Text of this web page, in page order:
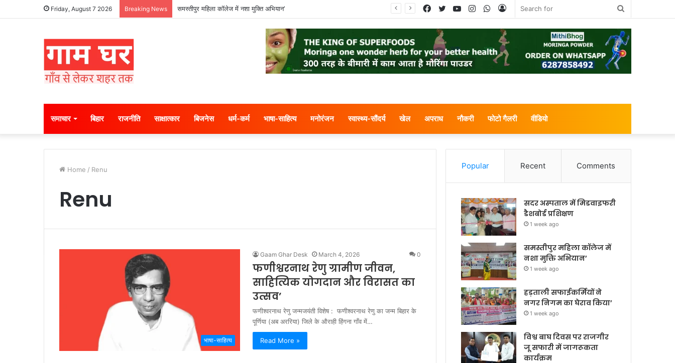
Friday, August 7 2026 Breaking News समस्तीपुर महिला कॉलेज में नशा मुक्ति अभियान’
Log
WhatsApp
Instagram
YouTube
Twitter
Facebook
समाचार बिहार राजनीति साक्षात्कार बिजनेस धर्म-कर्म भाषा-साहित्य मनोरंजन स्वास्थ्य-सौंदर्य खेल अपराध नौकरी फोटो गैलरी वीडियो
Home / Renu
Renu
भाषा-साहित्य
Gaam Ghar Desk March 4, 2026 0
फणीश्वरनाथ रेणु ग्रामीण जीवन,
साहित्यिक योगदान और विरासत का
उत्सव’
फणीश्वरनाथ रेणु जन्मजयंती विशेष : फणीश्वरनाथ रेणु का जन्म बिहार के
पूर्णिया (अब अररिया) जिले के औराही हिंगना गाँव में…
Read More »
Popular Recent Comments
सदर अस्पताल में मिडवाइफरी
डैशबोर्ड प्रशिक्षण
1 week ago
समस्तीपुर महिला कॉलेज में
नशा मुक्ति अभियान’
1 week ago
हड़ताली सफाईकर्मियों ने
नगर निगम का घेराव किया’
1 week ago
विश्व बाघ दिवस पर राजगीर
जू सफारी में जागरूकता
कार्यक्रम